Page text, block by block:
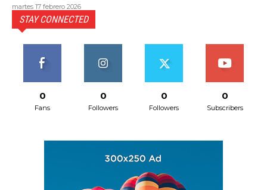
martes 17 febrero 2026
STAY CONNECTED
0
Fans
0
Followers
0
Followers
0
Subscribers